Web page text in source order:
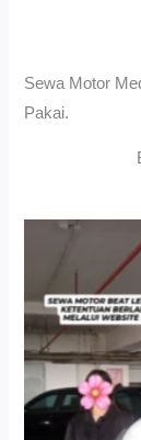
Sewa Motor
Pakai.
Cityplaza
Gedung